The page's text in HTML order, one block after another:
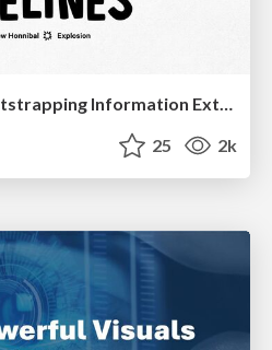
Practical Tips for Bootstrapping Information Extraction Pipelines
25 2k